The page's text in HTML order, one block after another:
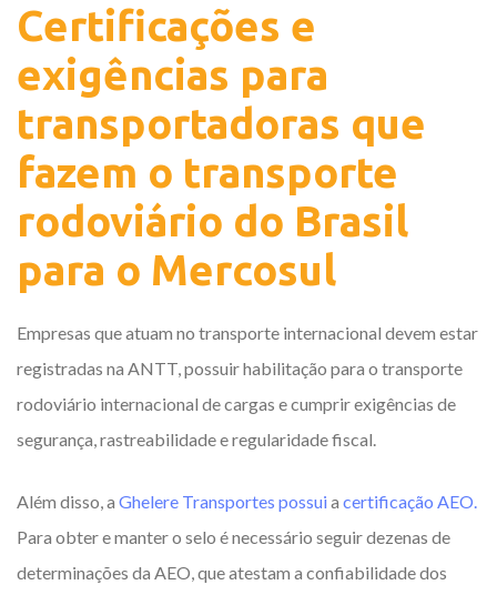
Certificações e
exigências para
transportadoras que
fazem o transporte
rodoviário do Brasil
para o Mercosul
Empresas que atuam no transporte internacional devem estar
registradas na ANTT, possuir habilitação para o transporte
rodoviário internacional de cargas e cumprir exigências de
segurança, rastreabilidade e regularidade fiscal.
Além disso, a Ghelere Transportes possui a certificação AEO.
Para obter e manter o selo é necessário seguir dezenas de
determinações da AEO, que atestam a confiabilidade dos